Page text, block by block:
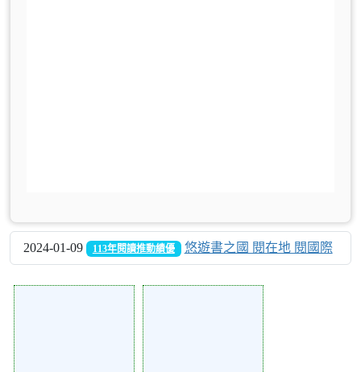
2024-01-09 113年閱讀推動績優 悠遊書之國 閱在地 閱國際